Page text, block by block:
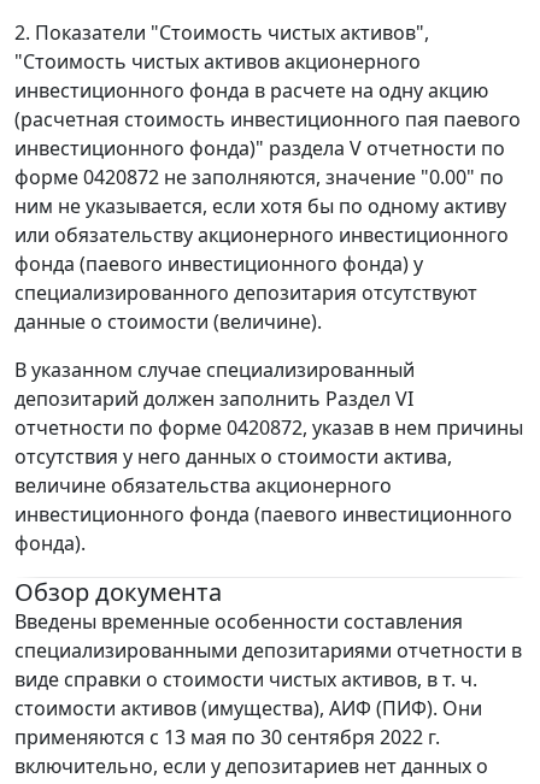
2. Показатели "Стоимость чистых активов",
"Стоимость чистых активов акционерного
инвестиционного фонда в расчете на одну акцию
(расчетная стоимость инвестиционного пая паевого
инвестиционного фонда)" раздела V отчетности по
форме 0420872 не заполняются, значение "0.00" по
ним не указывается, если хотя бы по одному активу
или обязательству акционерного инвестиционного
фонда (паевого инвестиционного фонда) у
специализированного депозитария отсутствуют
данные о стоимости (величине).
В указанном случае специализированный
депозитарий должен заполнить Раздел VI
отчетности по форме 0420872, указав в нем причины
отсутствия у него данных о стоимости актива,
величине обязательства акционерного
инвестиционного фонда (паевого инвестиционного
фонда).
Обзор документа
Введены временные особенности составления
специализированными депозитариями отчетности в
виде справки о стоимости чистых активов, в т. ч.
стоимости активов (имущества), АИФ (ПИФ). Они
применяются с 13 мая по 30 сентября 2022 г.
включительно, если у депозитариев нет данных о